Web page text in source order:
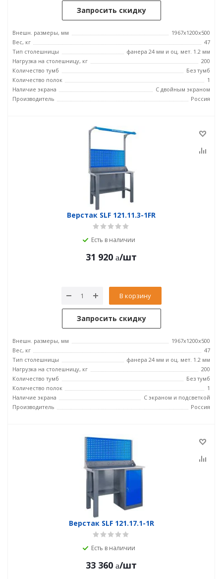
Запросить скидку
Внешн. размеры, мм
1967x1200x500
Вес, кг
47
Тип столешницы
фанера 24 мм и оц. мет. 1.2 мм
Нагрузка на столешницу, кг
200
Количество тумб
Без тумб
Количество полок
1
Наличие экрана
С двойным экраном
Производитель
Россия
Верстак SLF 121.11.3-1FR
Есть в наличии
31 920 /шт
В корзину
Запросить скидку
Внешн. размеры, мм
1967x1200x500
Вес, кг
47
Тип столешницы
фанера 24 мм и оц. мет. 1.2 мм
Нагрузка на столешницу, кг
200
Количество тумб
Без тумб
Количество полок
1
Наличие экрана
С экраном и подсветкой
Производитель
Россия
Верстак SLF 121.17.1-1R
Есть в наличии
33 360 /шт